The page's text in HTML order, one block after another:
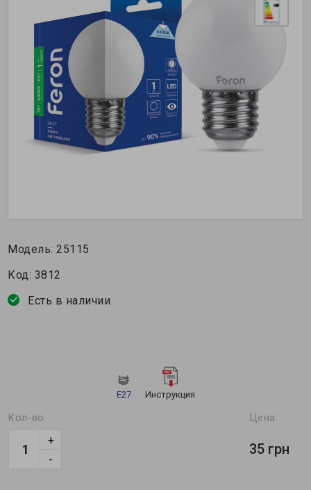
Модель:25115
Код: 3812
Есть в наличии
Е27 Инструкция
Кол-во
-
+
Цена:
35 грн